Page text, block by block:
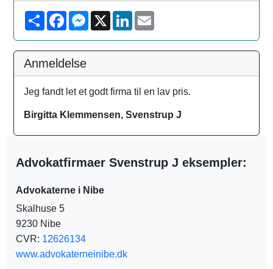
S
h
e
F
b
o
o
M
e
g
r
X
L
e
I
l
Anmeldelse
Jeg fandt let et godt firma til en lav pris.
Birgitta Klemmensen, Svenstrup J
Advokatfirmaer Svenstrup J eksempler:
Advokaterne i Nibe
Skalhuse 5
9230 Nibe
CVR: 12626134
www.advokaterneinibe.dk